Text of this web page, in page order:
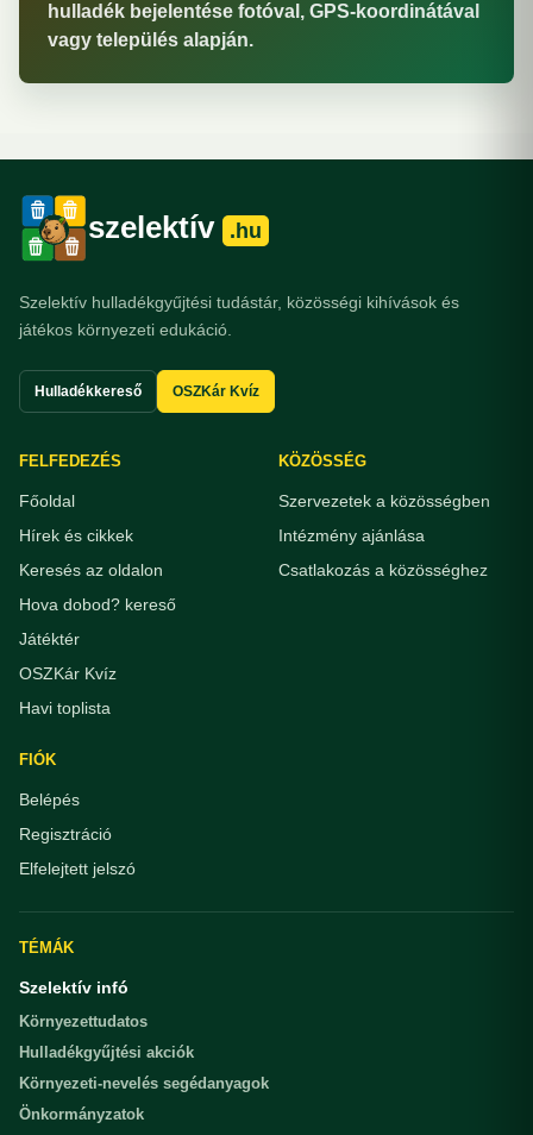
hulladék bejelentése fotóval, GPS-koordinátával
vagy település alapján.
szelektív .hu
Szelektív hulladékgyűjtési tudástár, közösségi kihívások és
játékos környezeti edukáció.
Hulladékkereső OSZKár Kvíz
FELFEDEZÉS
Főoldal
Hírek és cikkek
Keresés az oldalon
Hova dobod? kereső
Játéktér
OSZKár Kvíz
Havi toplista
KÖZÖSSÉG
Szervezetek a közösségben
Intézmény ajánlása
Csatlakozás a közösséghez
FIÓK
Belépés
Regisztráció
Elfelejtett jelszó
TÉMÁK
Szelektív infó
Környezettudatos
Hulladékgyűjtési akciók
Környezeti-nevelés segédanyagok
Önkormányzatok